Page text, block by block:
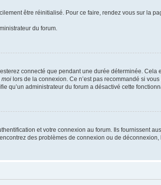
être réinitialisé. Pour ce faire, rendez vous sur la
du forum.
connecté que pendant une durée déterminée. Cela
moi lors de la connexion. Ce n’est pas recommandé si
qu’un administrateur du forum a désactivé cette
et votre connexion au forum. Ils fournissent
des problèmes de connexion ou de